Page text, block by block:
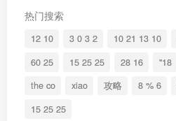
热门搜索
12 10 3 0 3 2 10 21 13 10
60 25
15 25 25 28 16 "18
the co
xiao 攻略 8 % 6
15 25 25